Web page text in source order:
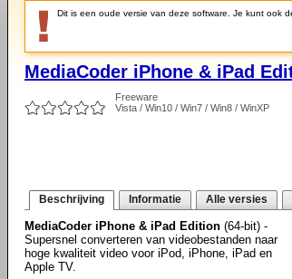
Dit is een oude versie van deze software. Je kunt ook
MediaCoder iPhone & iPad
Freeware
Vista / Win10 / Win7 / Win8 / WinXP
Beschrijving Informatie Alle versies
MediaCoder iPhone & iPad Edition (64-bit) -
Supersnel converteren van videobestanden naar
hoge kwaliteit video voor iPod, iPhone, iPad en
Apple TV.